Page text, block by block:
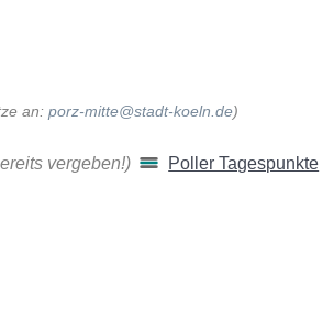
an:porz-mitte@stadt-koeln.de)
vergeben!) Poller Tagespunkte